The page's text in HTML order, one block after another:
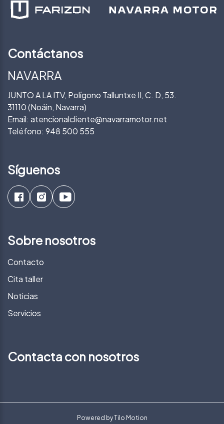
Contáctanos
NAVARRA
JUNTO A LA ITV, Polígono Talluntxe II, C. D, 53.
31110 (Noáin, Navarra)
Email: atencionalcliente@navarramotor.net
Teléfono: 948 500 555
Síguenos
Sobre nosotros
Contacto
Cita taller
Noticias
Servicios
Contacta con nosotros
Powered byTilo Motion